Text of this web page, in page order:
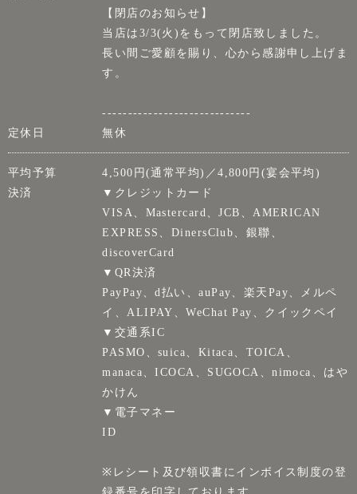
【閉店のお知らせ】
当店は3/3(火)をもって閉店致しました。
長い間ご愛顧を賜り、心から感謝申し上げま
す。
-----------------------------
定休日
無休
平均予算
4,500円(通常平均)／4,800円(宴会平均)
決済
▼クレジットカード
VISA、Mastercard、JCB、AMERICAN
EXPRESS、DinersClub、銀聯、
discoverCard
▼QR決済
PayPay、d払い、auPay、楽天Pay、メルペ
イ、ALIPAY、WeChat Pay、クイックペイ
▼交通系IC
PASMO、suica、Kitaca、TOICA、
manaca、ICOCA、SUGOCA、nimoca、はや
かけん
▼電子マネー
ID
※レシート及び領収書にインボイス制度の登
録番号を印字しております